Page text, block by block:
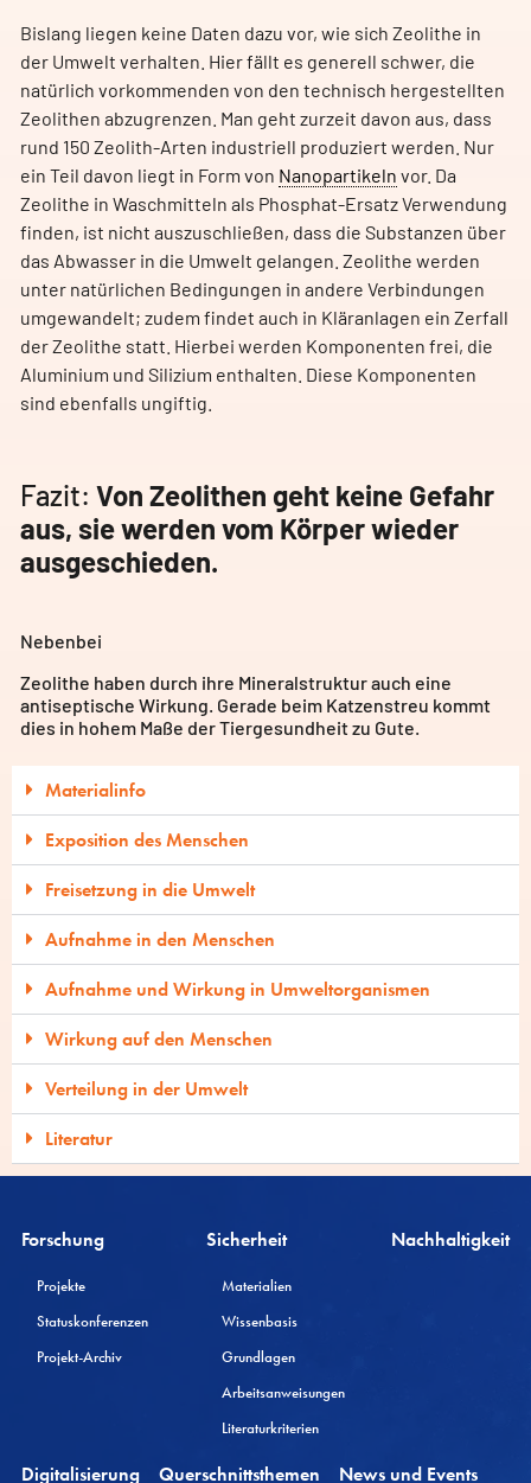
Bislang liegen keine Daten dazu vor, wie sich Zeolithe in
der Umwelt verhalten. Hier fällt es generell schwer, die
natürlich vorkommenden von den technisch hergestellten
Zeolithen abzugrenzen. Man geht zurzeit davon aus, dass
rund 150 Zeolith-Arten industriell produziert werden. Nur
ein Teil davon liegt in Form von Nanopartikeln vor. Da
Zeolithe in Waschmitteln als Phosphat-Ersatz Verwendung
finden, ist nicht auszuschließen, dass die Substanzen über
das Abwasser in die Umwelt gelangen. Zeolithe werden
unter natürlichen Bedingungen in andere Verbindungen
umgewandelt; zudem findet auch in Kläranlagen ein Zerfall
der Zeolithe statt. Hierbei werden Komponenten frei, die
Aluminium und Silizium enthalten. Diese Komponenten
sind ebenfalls ungiftig.
Fazit: Von Zeolithen geht keine Gefahr
aus, sie werden vom Körper wieder
ausgeschieden.
Nebenbei
Zeolithe haben durch ihre Mineralstruktur auch eine
antiseptische Wirkung. Gerade beim Katzenstreu kommt
dies in hohem Maße der Tiergesundheit zu Gute.
Materialinfo
Exposition des Menschen
Freisetzung in die Umwelt
Aufnahme in den Menschen
Aufnahme und Wirkung in Umweltorganismen
Wirkung auf den Menschen
Verteilung in der Umwelt
Literatur
Forschung
Projekte
Statuskonferenzen
Projekt-Archiv
Sicherheit
Materialien
Wissenbasis
Grundlagen
Arbeitsanweisungen
Literaturkriterien
Nachhaltigkeit
Digitalisierung Querschnittsthemen News und Events